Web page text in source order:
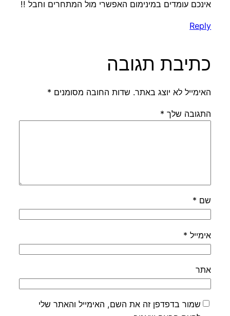
אינכם עומדים במינימום האפשרי מול המתחרים וחבל !!
Reply
כתיבת תגובה
האימייל לא יוצג באתר. שדות החובה מסומנים *
התגובה שלך *
שם *
אימייל *
אתר
שמור בדפדפן זה את השם, האימייל והאתר שלי